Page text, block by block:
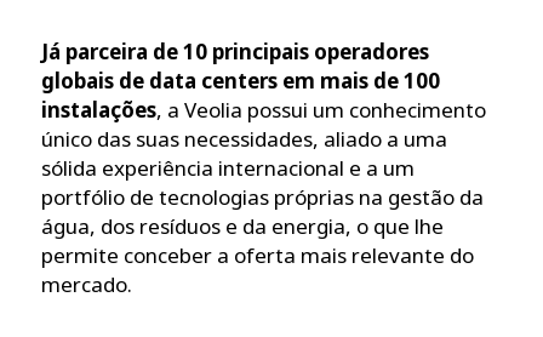
Já parceira de 10 principais operadores
globais de data centers em mais de 100
instalações, a Veolia possui um conhecimento
único das suas necessidades, aliado a uma
sólida experiência internacional e a um
portfólio de tecnologias próprias na gestão da
água, dos resíduos e da energia, o que lhe
permite conceber a oferta mais relevante do
mercado.